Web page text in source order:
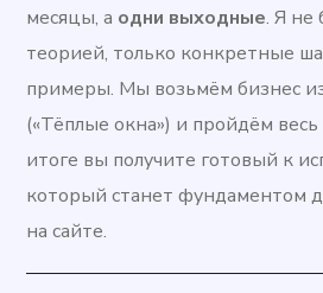
месяцы, а одни выходные. Я не
теорией, только конкретные
примеры. Мы возьмём бизнес
(«Тёплые окна») и пройдём
итоге вы получите готовый к
который станет фундаментом
на сайте.